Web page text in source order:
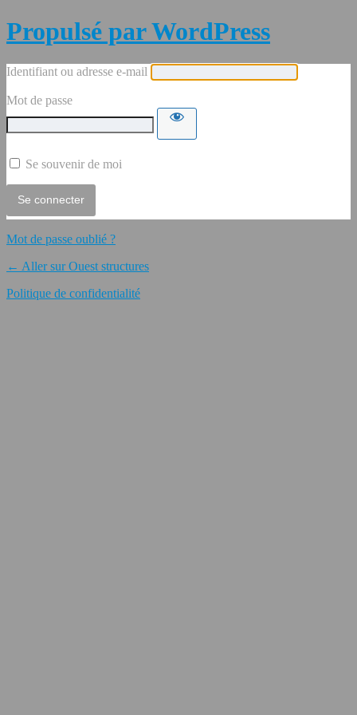
Propulsé par WordPress
Identifiant ou adresse e-mail
Mot de passe
Se souvenir de moi
Mot de passe oublié ?
← Aller sur Ouest structures
Politique de confidentialité